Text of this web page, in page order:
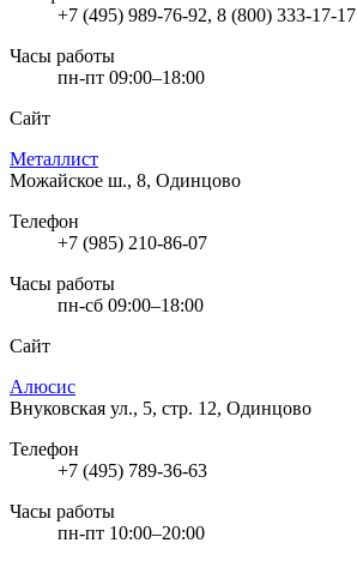
+7 (495) 989-76-92, 8 (800) 333-17-17
Часы работы
пн-пт 09:00–18:00
Сайт
Металлист
Можайское ш., 8, Одинцово
Телефон
+7 (985) 210-86-07
Часы работы
пн-сб 09:00–18:00
Сайт
Алюсис
Внуковская ул., 5, стр. 12, Одинцово
Телефон
+7 (495) 789-36-63
Часы работы
пн-пт 10:00–20:00